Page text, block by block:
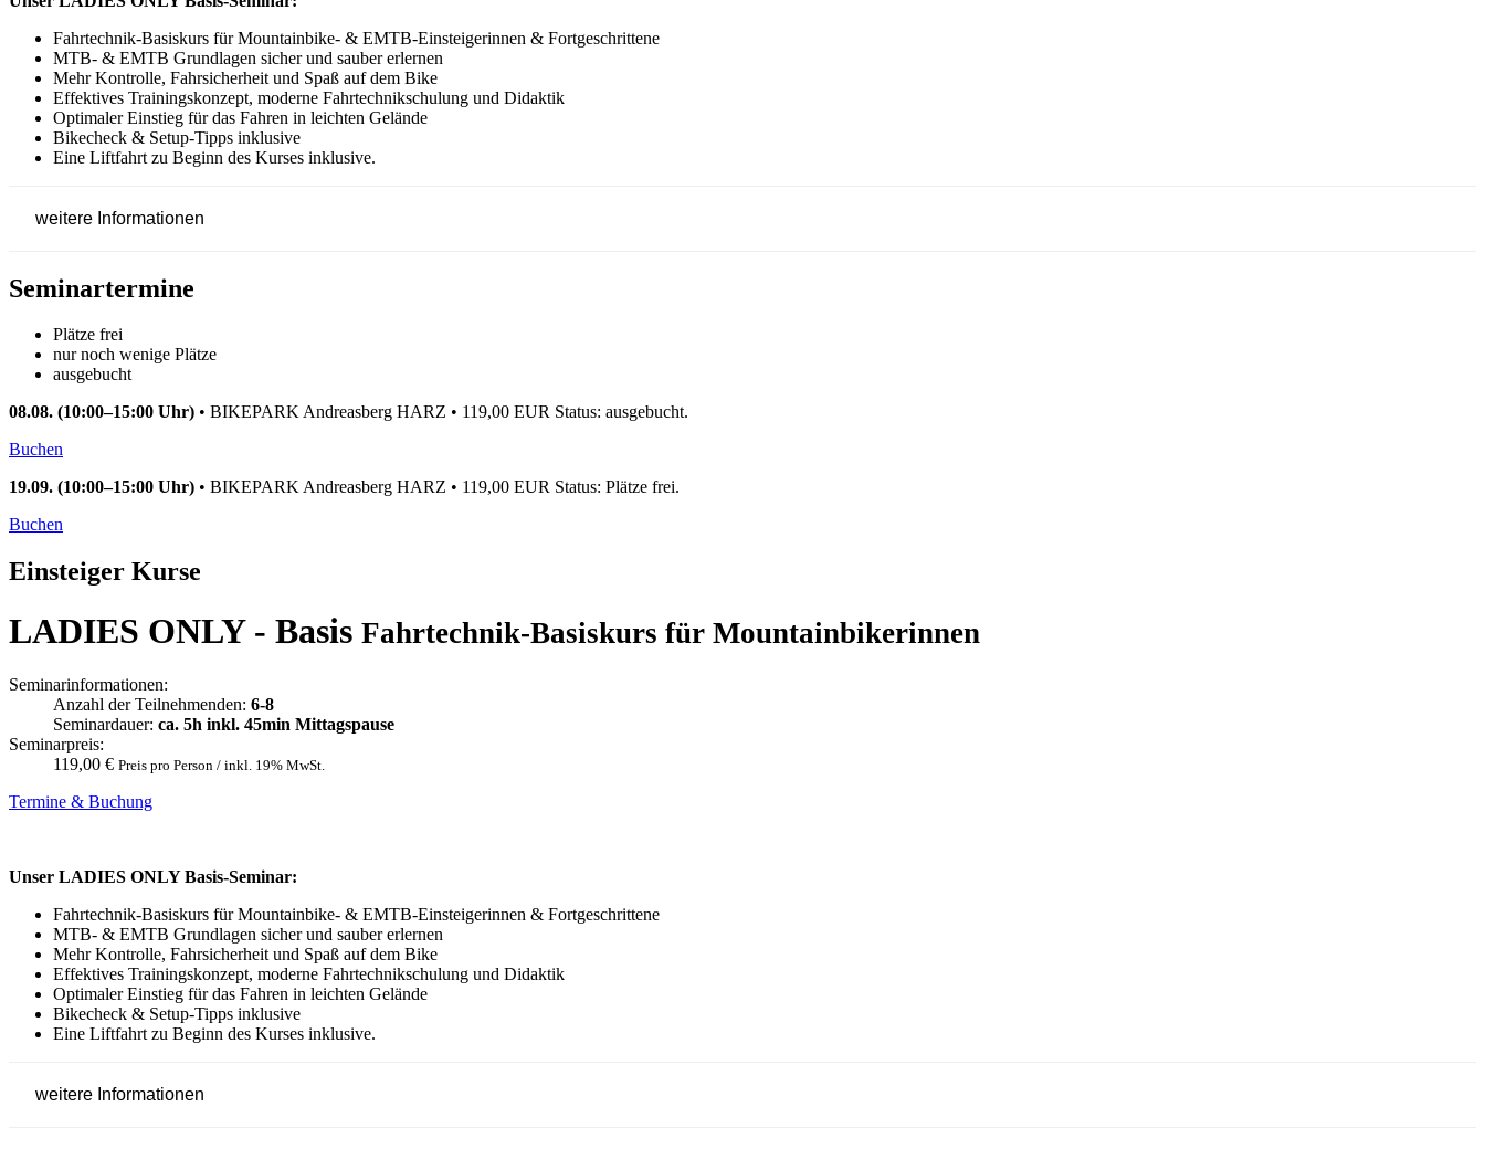
Fahrtechnik-Basiskurs für Mountainbike- & EMTB-Einsteigerinnen & Fortgeschrittene
MTB- & EMTB Grundlagen sicher und sauber erlernen
Mehr Kontrolle, Fahrsicherheit und Spaß auf dem Bike
Effektives Trainingskonzept, moderne Fahrtechnikschulung und Didaktik
Optimaler Einstieg für das Fahren in leichten Gelände
Bikecheck & Setup-Tipps inklusive
Eine Liftfahrt zu Beginn des Kurses inklusive.
weitere Informationen
Seminartermine
Plätze frei
nur noch wenige Plätze
ausgebucht
08.08. (10:00–15:00 Uhr) • BIKEPARK Andreasberg HARZ • 119,00 EUR Status: ausgebucht.
Buchen
19.09. (10:00–15:00 Uhr) • BIKEPARK Andreasberg HARZ • 119,00 EUR Status: Plätze frei.
Buchen
Einsteiger Kurse
LADIES ONLY - Basis Fahrtechnik-Basiskurs für Mountainbikerinnen
Seminarinformationen:
Anzahl der Teilnehmenden: 6-8
Seminardauer: ca. 5h inkl. 45min Mittagspause
Seminarpreis:
119,00 € Preis pro Person / inkl. 19% MwSt.
Termine & Buchung
Unser LADIES ONLY Basis-Seminar:
Fahrtechnik-Basiskurs für Mountainbike- & EMTB-Einsteigerinnen & Fortgeschrittene
MTB- & EMTB Grundlagen sicher und sauber erlernen
Mehr Kontrolle, Fahrsicherheit und Spaß auf dem Bike
Effektives Trainingskonzept, moderne Fahrtechnikschulung und Didaktik
Optimaler Einstieg für das Fahren in leichten Gelände
Bikecheck & Setup-Tipps inklusive
Eine Liftfahrt zu Beginn des Kurses inklusive.
weitere Informationen